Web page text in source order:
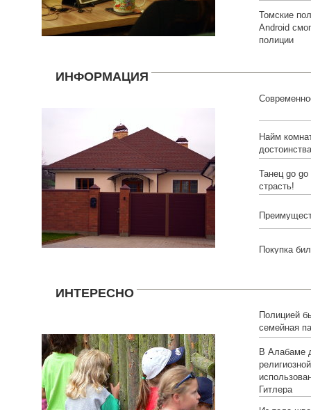
Томские
Android
полиции
ИНФОРМАЦИЯ
Найм
Танец go go
страсть!
Покупка
ИНТЕРЕСНО
Полицией
семейная
был
В Алабаме
Гитлера